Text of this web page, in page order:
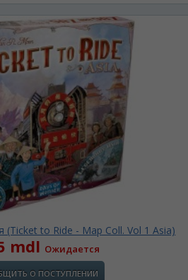
(Ticket to Ride - Map Coll. Vol 1 Asia)
mdl Ожидается
О ПОСТУПЛЕНИИ